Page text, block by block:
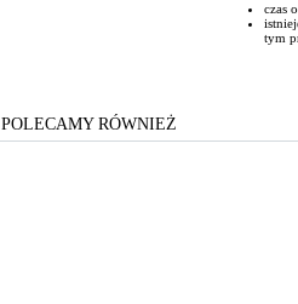
czas
tym
POLECAMY RÓWNIEŻ